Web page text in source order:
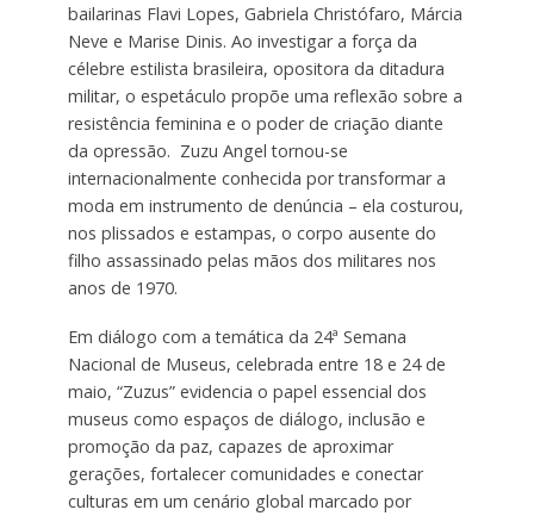
bailarinas Flavi Lopes, Gabriela Christófaro, Márcia
Neve e Marise Dinis. Ao investigar a força da
célebre estilista brasileira, opositora da ditadura
militar, o espetáculo propõe uma reflexão sobre a
resistência feminina e o poder de criação diante
da opressão. Zuzu Angel tornou-se
internacionalmente conhecida por transformar a
moda em instrumento de denúncia – ela costurou,
nos plissados e estampas, o corpo ausente do
filho assassinado pelas mãos dos militares nos
anos de 1970.
Em diálogo com a temática da 24ª Semana
Nacional de Museus, celebrada entre 18 e 24 de
maio, “Zuzus” evidencia o papel essencial dos
museus como espaços de diálogo, inclusão e
promoção da paz, capazes de aproximar
gerações, fortalecer comunidades e conectar
culturas em um cenário global marcado por